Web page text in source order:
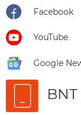
Facebook
YouTube
Google